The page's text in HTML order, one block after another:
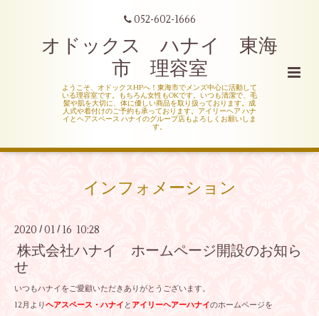
052-602-1666
オドックス ハナイ 東海
市 理容室
ようこそ、オドックスHPへ！東海市でメンズ中心に活動して
いる理容室です。もちろん女性もOKです。いつも清潔で、毛
髪や肌を大切に、体に優しい商品を取り扱っております。成
人式や着付けのご予約も承っております。アイリーヘア ハナ
イとヘアスペース ハナイのグループ店もよろしくお願いしま
す。
インフォメーション
2020 / 01 / 16 10:28
株式会社ハナイ ホームページ開設のお知ら
せ
いつもハナイをご愛顧いただきありがとうございます。
12月よりヘアスペース・ハナイ と アイリーヘアーハナイのホームページを